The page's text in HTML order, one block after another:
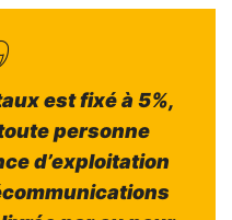
est fixé à 5%,
personne
d’exploitation